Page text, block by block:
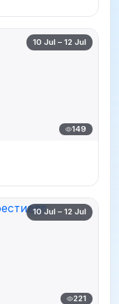
10 Jul – 12 Jul
149
10 Jul – 12 Jul
221